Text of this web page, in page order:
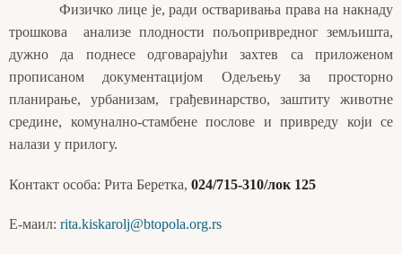
Физичко лице је, ради остваривања права на накнаду
трошкова анализе плодности пољопривредног земљишта,
дужно да поднесе одговарајући захтев са приложеном
прописаном документацијом Одељењу за просторно
планирање, урбанизам, грађевинарство, заштиту животне
средине, комунално-стамбене послове и привреду који се
налази у прилогу.
Контакт особа: Рита Беретка, 024/715-310/лок 125
Е-маил: rita.kiskarolj@btopola.org.rs